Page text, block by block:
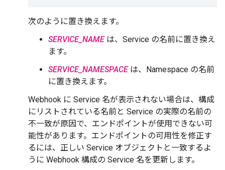
次のように置き換えます。
SERVICE_NAMEは、Service の名前に置き換え
ます。
SERVICE_NAMESPACEは、Namespace の名前
に置き換えます。
Webhook に Service 名が表示されない場合は、構成
にリストされている名前と Service の実際の名前の
不一致が原因で、エンドポイントが使用できない可
能性があります。エンドポイントの可用性を修正す
るには、正しい Service オブジェクトと一致するよ
うに Webhook 構成の Service 名を更新します。